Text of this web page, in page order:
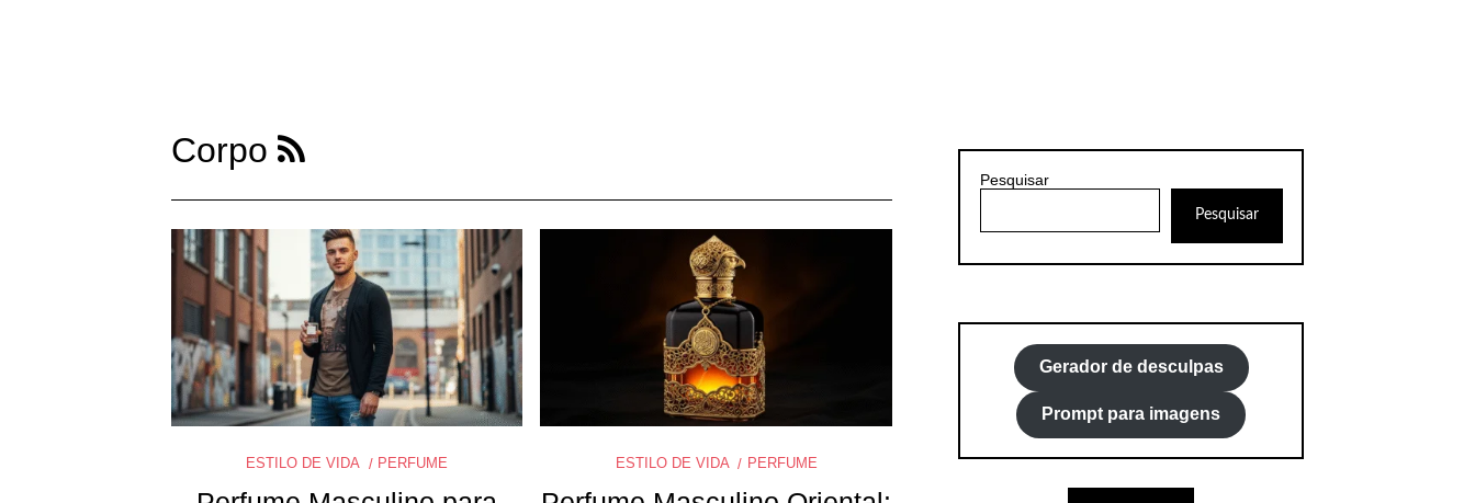
Corpo
ESTILO DE VIDA PERFUME ESTILO DE VIDA PERFUME
Pesquisar
Pesquisar
Gerador de desculpas
Prompt para imagens